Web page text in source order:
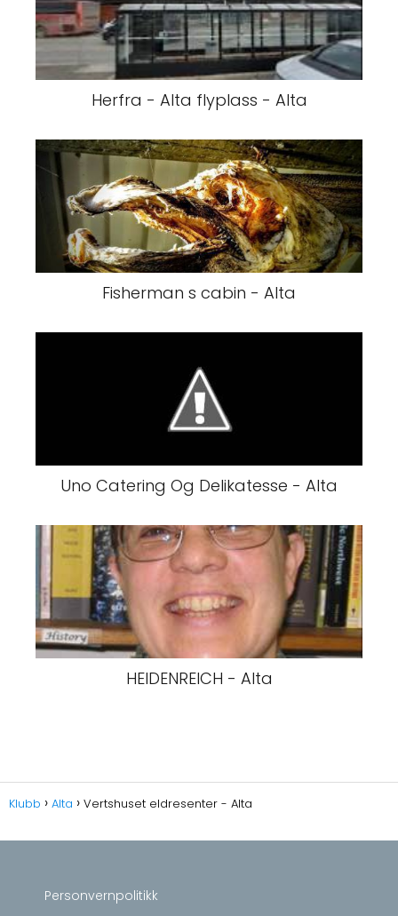
Herfra - Alta flyplass - Alta
Fisherman s cabin - Alta
Uno Catering Og Delikatesse - Alta
HEIDENREICH - Alta
Klubb Alta Vertshuset eldresenter - Alta
Personvernpolitikk